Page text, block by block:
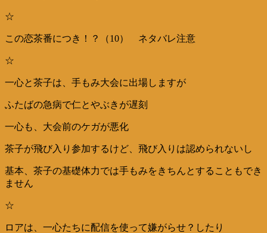
☆
この恋茶番につき！？（10） ネタバレ注意
☆
一心と茶子は、手もみ大会に出場しますが
ふたばの急病で仁とやぶきが遅刻
一心も、大会前のケガが悪化
茶子が飛び入り参加するけど、飛び入りは認められないし
基本、茶子の基礎体力では手もみをきちんとすることもでき
ません
☆
ロアは、一心たちに配信を使って嫌がらせ？したり